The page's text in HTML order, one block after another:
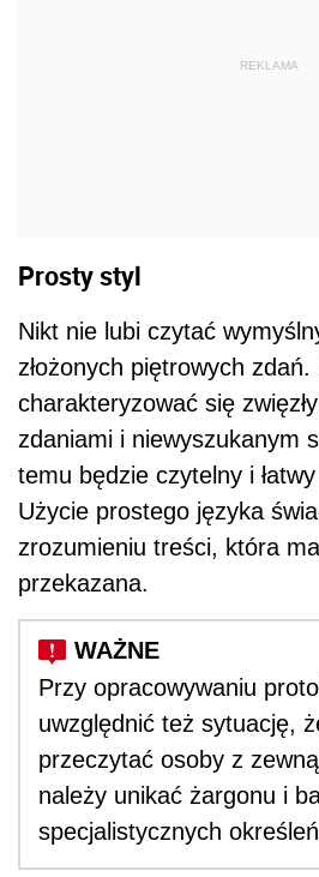
REKLAMA
Prosty styl
Nikt nie lubi czytać
złożonych piętrowych zdań.
charakteryzować się
zdaniami i niewyszukanym
temu będzie czytelny i
Użycie prostego języka
zrozumieniu treści, która
przekazana.
Przy opracowywaniu
uwzględnić też sytuację,
przeczytać osoby z
należy unikać żargonu i
specjalistycznych